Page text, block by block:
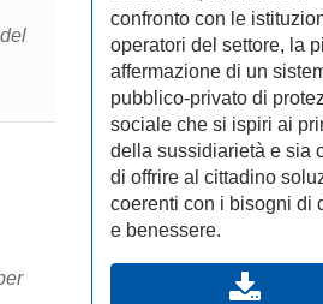
confronto con le
operatori del settore, la
affermazione di un
pubblico-privato di
sociale che si ispiri ai
della sussidiarietà e sia
di offrire al cittadino
coerenti con i bisogni di
e benessere.